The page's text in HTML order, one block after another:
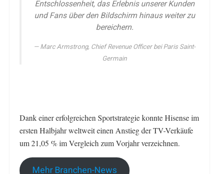
Entschlossenheit, das Erlebnis unserer Kunden
und Fans über den Bildschirm hinaus weiter zu
bereichern.
Marc Armstrong, Chief Revenue Officer bei Paris Saint-
Germain
Dank einer erfolgreichen Sportstrategie konnte Hisense im
ersten Halbjahr weltweit einen Anstieg der TV-Verkäufe
um 21,05 % im Vergleich zum Vorjahr verzeichnen.
Mehr Branchen-News